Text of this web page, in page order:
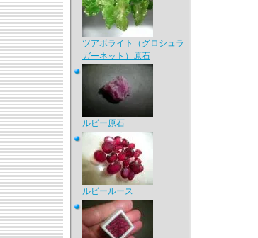
ツアボライト（グロシュラ
ガーネット）原石
ルビー原石
ルビールース